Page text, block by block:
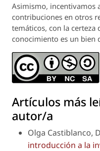
Asimismo, incentivamos
contribuciones en otros
temáticos, con la certeza
conocimiento es un bien
Artículos más
autor/a
Olga Castiblanco,
introducción a la